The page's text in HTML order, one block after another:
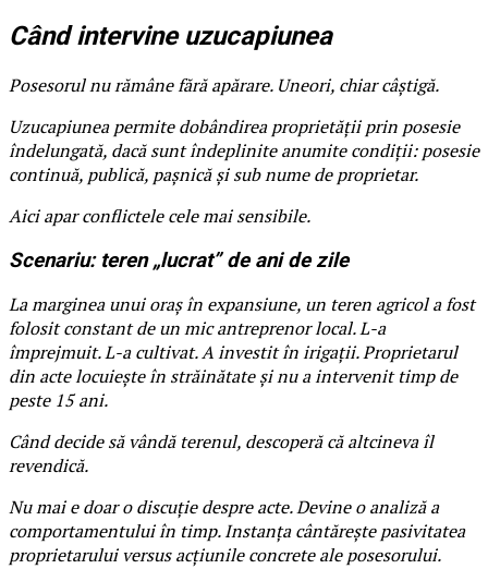
Când intervine uzucapiunea
Posesorul nu rămâne fără apărare. Uneori, chiar câștigă.
Uzucapiunea permite dobândirea proprietății prin posesie
îndelungată, dacă sunt îndeplinite anumite condiții: posesie
continuă, publică, pașnică și sub nume de proprietar.
Aici apar conflictele cele mai sensibile.
Scenariu: teren „lucrat” de ani de zile
La marginea unui oraș în expansiune, un teren agricol a fost
folosit constant de un mic antreprenor local. L-a
împrejmuit. L-a cultivat. A investit în irigații. Proprietarul
din acte locuiește în străinătate și nu a intervenit timp de
peste 15 ani.
Când decide să vândă terenul, descoperă că altcineva îl
revendică.
Nu mai e doar o discuție despre acte. Devine o analiză a
comportamentului în timp. Instanța cântărește pasivitatea
proprietarului versus acțiunile concrete ale posesorului.